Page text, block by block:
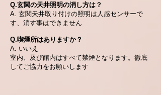
Q.玄関の天井照明の消し方は？
A. 玄関天井取り付けの照明は人感センサーで
す、消す事はできません
Q.喫煙所はありますか？
A. いいえ
室内、及び館内はすべて禁煙となります。徹底
してご協力をお願いします